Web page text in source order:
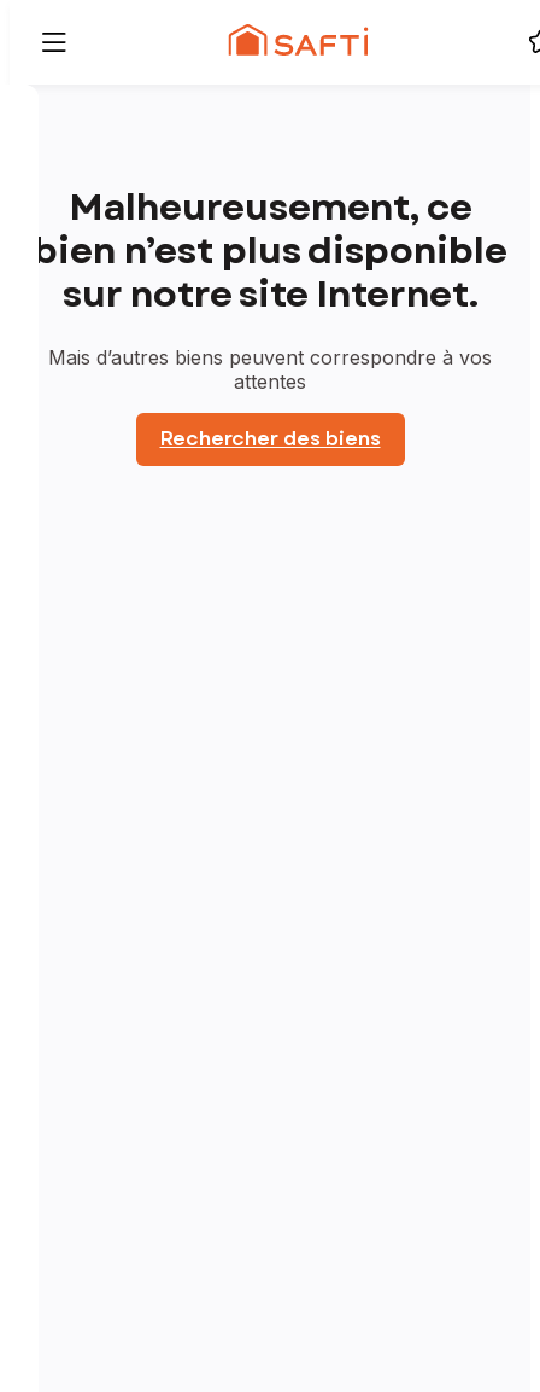
Malheureusement, ce
bien n’est plus disponible
sur notre site Internet.
Mais d’autres biens peuvent correspondre à vos
attentes
Rechercher des biens